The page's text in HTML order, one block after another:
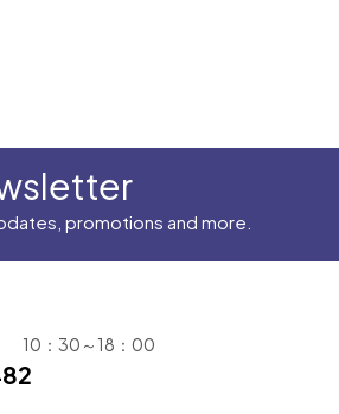
promotions and more.
10：30～18：00